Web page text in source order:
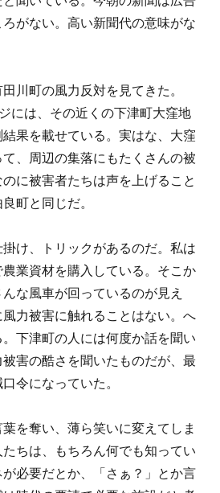
がない。高い新聞代の意味がな
川町の風力反対を見てきた。
には、その近くの下津町大窪地
果を載せている。実はな、大窪
、周辺の集落にもたくさんの被
に被害者たちは声を上げること
町と同じだ。
け、トリックがあるのだ。私は
業資材を購入している。そこか
な風車が回っているのが見え
力被害に触れることはない。へ
下津町の人には何度か話を聞い
害の酷さを聞いたものだが、最
令になっていた。
を奪い、薄ら笑いに変えてしま
ちは、もちろん何でも知ってい
必要だとか、「さぁ？」とか言